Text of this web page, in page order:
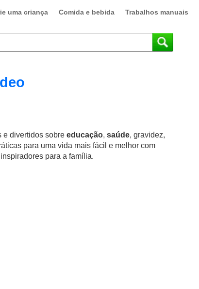
uma criança Comida e bebida Trabalhos manuais
e divertidos sobre educação, saúde, gravidez,
para uma vida mais fácil e melhor com
para a família.